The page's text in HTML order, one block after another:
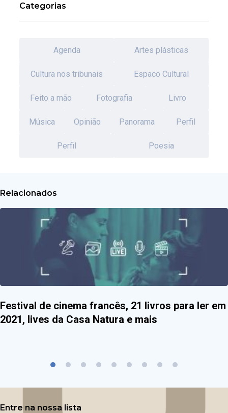
Categorias
Agenda Artes plásticas
Cultura nos tribunais Espaco Cultural
Feito a mão Fotografia Livro
Música Opinião Panorama Perfil
Perfil Poesia
Relacionados
Festival de cinema francês, 21 livros para ler em
2021, lives da Casa Natura e mais
Entre na nossa lista